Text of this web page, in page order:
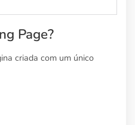
Page?
criada com um único